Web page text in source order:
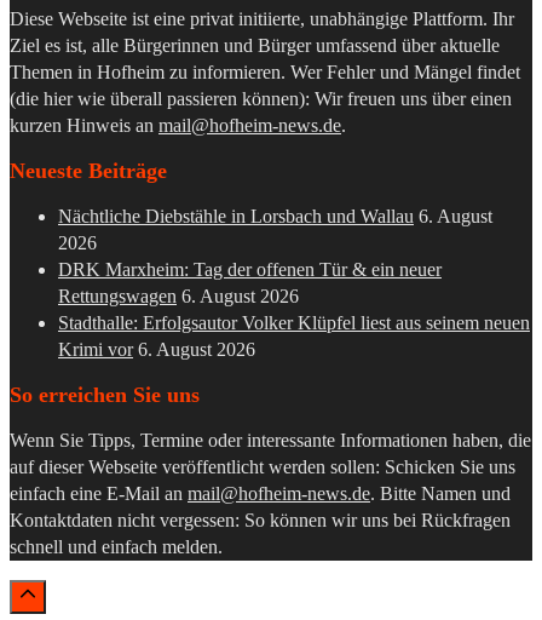
Diese Webseite ist eine privat initiierte, unabhängige Plattform. Ihr
Ziel es ist, alle Bürgerinnen und Bürger umfassend über aktuelle
Themen in Hofheim zu informieren. Wer Fehler und Mängel findet
(die hier wie überall passieren können): Wir freuen uns über einen
kurzen Hinweis an mail@hofheim-news.de.
Neueste Beiträge
Nächtliche Diebstähle in Lorsbach und Wallau 6. August
2026
DRK Marxheim: Tag der offenen Tür & ein neuer
Rettungswagen 6. August 2026
Stadthalle: Erfolgsautor Volker Klüpfel liest aus seinem neuen
Krimi vor 6. August 2026
So erreichen Sie uns
Wenn Sie Tipps, Termine oder interessante Informationen haben, die
auf dieser Webseite veröffentlicht werden sollen: Schicken Sie uns
einfach eine E-Mail an mail@hofheim-news.de. Bitte Namen und
Kontaktdaten nicht vergessen: So können wir uns bei Rückfragen
schnell und einfach melden.